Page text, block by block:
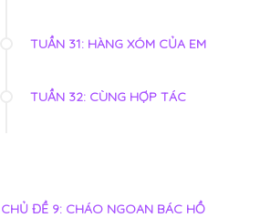
TUẦN 31: HÀNG XÓM CỦA EM
TUẦN 32: CÙNG HỢP TÁC
CHỦ ĐỀ 9: CHÁO NGOAN BÁC HỒ